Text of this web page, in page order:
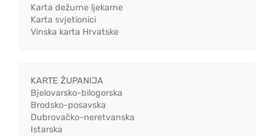
Karta dežurne ljekarne
Karta svjetionici
Vinska karta Hrvatske
KARTE ŽUPANIJA
Bjelovarsko-bilogorska
Brodsko-posavska
Dubrovačko-neretvanska
Istarska